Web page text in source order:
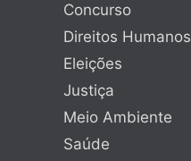
Concurso
Direitos Humanos
Eleições
Justiça
Meio Ambiente
Saúde